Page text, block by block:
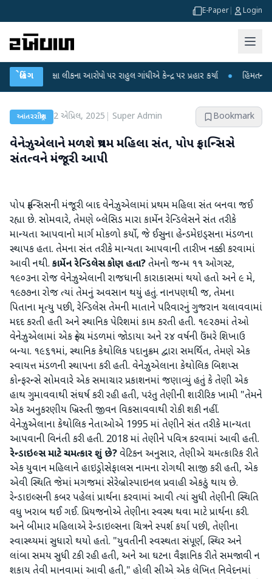
E-Paper Login
બ્રેકિંગ
પરીક્ષા લીકના આરોપો પર રાહુલ ગાંધીએ કેન્દ્ર પર પ્રહાર કર્યા ● હિંમતનગરમાં
આંતરરાષ્ટ્રીય 2 એપ્રિલ, 2025 Super Admin Bookmark
વેનેઝુએલાને મળશે પ્રથમ મહિલા સંત, પોપ ફ્રાન્સિસે
સંતત્વને મંજૂરી આપી
પોપ ફ્રાન્સિસની મંજૂરી બાદ વેનેઝુએલામાં પ્રથમ મહિલા સંત બનવા જઈ
રહ્યા છે. સોમવારે, તેમણે બ્લેસિડ મારા કાર્મેન રેન્ડિલેસને સંત તરીકે
માન્યતા આપવાનો માર્ગ મોકળો કર્યો, જે ઈસુના હેન્ડમેઇડ્સના મંડળના
સ્થાપક હતા. તેમના સંત તરીકે માન્યતા આપવાની તારીખ નક્કી કરવામાં
આવી નથી. કાર્મેન રેન્ડિલેસ કોણ હતા?તેમનો જન્મ ૧૧ ઓગસ્ટ,
૧૯૦૩ના રોજ વેનેઝુએલાની રાજધાની કારાકાસમાં થયો હતો અને ૯ મે,
૧૯૭૭ના રોજ ત્યાં તેમનું અવસાન થયું હતું. નાનપણથી જ, તેમના
પિતાના મૃત્યુ પછી, રેન્ડિલેસ તેમની માતાને પરિવારનું ગુજરાન ચલાવવામાં
મદદ કરતી હતી અને સ્થાનિક પેરિશમાં કામ કરતી હતી. ૧૯૨૭માં તેઓ
વેનેઝુએલામાં એક ફ્રેન્ચ મંડળમાં જોડાયા અને ૨૪ વર્ષની ઉંમરે શિખાઉ
બન્યા. ૧૯૬૧માં, સ્થાનિક કેથોલિક પદાનુક્રમ દ્વારા સમર્થિત, તેમણે એક
સ્વાયત્ત મંડળની સ્થાપના કરી હતી. વેનેઝુએલાના કેથોલિક બિશપ્સ
કોન્ફરન્સે સોમવારે એક સમાચાર પ્રકાશનમાં જણાવ્યું હતું કે તેણી એક
હાથ ગુમાવવાથી સંઘર્ષ કરી રહી હતી, પરંતુ તેણીની શારીરિક ખામી "તેમને
એક અનુકરણીય ખ્રિસ્તી જીવન વિકસાવવાથી રોકી શકી નહીં.
વેનેઝુએલાના કેથોલિક નેતાઓએ 1995 માં તેણીને સંત તરીકે માન્યતા
આપવાની વિનંતી કરી હતી. 2018 માં તેણીને પવિત્ર કરવામાં આવી હતી.
રેન્ડાઇલ્સ માટે ચમત્કાર શું છે?વેટિકન અનુસાર, તેણીએ ચમત્કારિક રીતે
એક યુવાન મહિલાને હાઇડ્રોસેફાલસ નામના રોગથી સાજી કરી હતી, એક
એવી સ્થિતિ જેમાં મગજમાં સેરેબ્રોસ્પાઇનલ પ્રવાહી એકઠું થાય છે.
રેન્ડાઇલ્સની કબર પહેલાં પ્રાર્થના કરવામાં આવી ત્યાં સુધી તેણીની સ્થિતિ
વધુ ખરાબ થઈ ગઈ. પ્રિયજનોએ તેણીના સ્વસ્થ થવા માટે પ્રાર્થના કરી.
અને બીમાર મહિલાએ રેન્ડાઇલ્સના ચિત્રને સ્પર્શ કર્યા પછી, તેણીના
સ્વાસ્થ્યમાં સુધારો થયો હતો. "યુવતીની સ્વસ્થતા સંપૂર્ણ, સ્થિર અને
લાંબા સમય સુધી ટકી રહી હતી, અને આ ઘટના વૈજ્ઞાનિક રીતે સમજાવી ન
શકાય તેવી માનવામાં આવી હતી," હોલી સીએ એક લેખિત નિવેદનમાં